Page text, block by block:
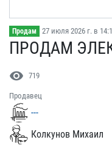
Продам 27 июля 2026 г. в
ПРОДАМ
visibility 719
Продавец
---
Колкунов Михаил